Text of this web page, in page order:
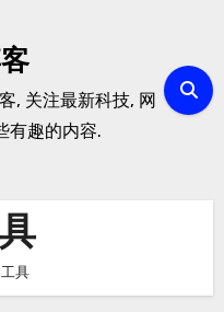
, 关注最新科技, 网
有趣的内容.
具